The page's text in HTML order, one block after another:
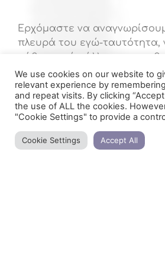
Ερχόμαστε να
πλευρά του εγώ-ταυτότητα,
μάθουμε, ή μάλλον να μας
να βρούμε ξανά τη
μέρος όλου. Να μπορούμε
σημεία μας μέσα σε κάθε
(και κατ’ επέκταση σε όλα
δυσκολιών, των
We use cookies on our website to
relevant experience by
and repeat visits. By clicking
the use of ALL the cookies.
"Cookie Settings" to provide a
Cookie Settings Accept All